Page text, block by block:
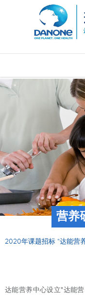
营养
2020年课题招标 “达能营
达能营养中心设立"达能